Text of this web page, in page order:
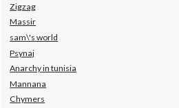
Zigzag
Massir
sam\'s world
Psynaj
Anarchy in tunisia
Mannana
Chymers